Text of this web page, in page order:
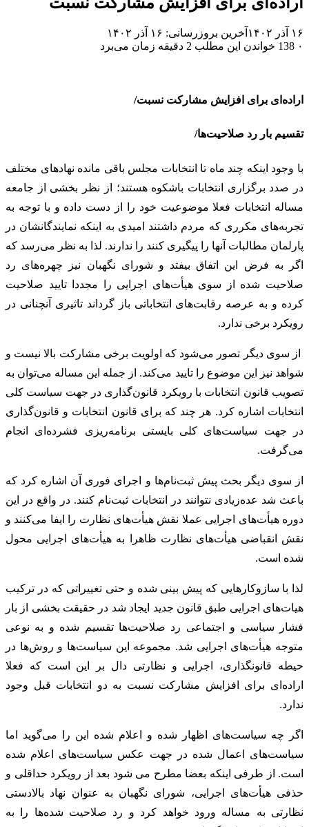
۱۶ آذر ۱۴۰۲
آخرین بروزرسانی: ۱۶ آذر ۱۴۰۲
۰
خواندن این مطلب 2 دقیقه زمان می‌برد
اراده‌ای برای افزایش مشارکت نسبت/
تقسیم بار رد صلاحیت‌ها/
با وجود اینکه چند ماه تا انتخابات مجلس باقی مانده نهادهای مختلف
در صدد برگزاری انتخابات باشکوه هستند؛ از نظر بخشی از جامعه
مساله انتخابات فعلا موضوعیت خود را از دست داده و با توجه به
تجربه‌های مکرری که مردم داشتند امیدی به اینکه نمایندگانشان در
پارلمان مطالبات آنها را پیگیری کنند را ندارند. لذا به نظر می‌رسد که
اگر به فرض این اتفاق بیفتد و شورای نگهبان نیز چهره‌های رد
صلاحیت شده از سوی هیأت‌های اجرایی را مجددا تایید صلاحیت
کرده و به عرصه رقابت‌های انتخاباتی باز گرداند تاثیری آنچنانی در
رویکرد برخی ندارد.
از سوی دیگر تصور می‌شود که اولویت برخی مشارکت بالا نیست و
شواهد نیز این موضوع را تایید می‌کند. از جمله این مساله می‌توان به
تصویب قانون انتخابات با رویکرد قانون‌گذاری در جهت سیاست کلی
انتخابات اشاره کرد. هر چند که برای قانون انتخابات و قانون‌گذاری
در جهت سیاست‌های کلی بایستی برنامه‌ریزی فشرده‌ای انجام
می‌گرفت.
از سوی دیگر بحث پیش ثبت‌نام‌ها و اجرای فوری آن اشاره کرد که
باعث شد عده‌زیادی نتوانند در انتخابات ثبت‌نام کنند. در واقع در این
دوره هیأت‌های اجرایی عملا نقش هیأت‌های نظارت را ایفا می‌کنند و
نقش انقباضی هیأت‌های نظارت ظاهرا به هیأت‌های اجرایی محول
شده است.
لذا با سازوکارهایی که پیش بینی شده و حتی تغییراتی که در ترکیب
هیات‌های اجرایی طبق قانون جدید ایجاد شد در حقیقت بخشی از بار
فشار سیاسی و اجتماعی رد صلاحیت‌ها تقسیم شده و به نوعی
متوجه هیأت‌های اجرایی شد. مجموعه این سیاست‌ها و روش‌ها در
حیطه قانونگذاری، اجرایی و نظارتی دال بر این است که فعلا
اراده‌ای برای افزایش مشارکت نسبت به دو انتخابات قبل وجود
ندارد.
اگر چه سیاست‌های اظهار شده و اعلام شده این را می‌گوید اما
سیاست‌های اعمال شده در جهت عکس سیاست‌های اعلام شده
است. از طرفی اینکه بعضا مطرح می شود بعد از رویکرد حداقلی و
حذفی هیأت‌های اجرایی، شورای نگهبان به عنوان نهاد بالادستی
نظارتی به مساله ورود خواهد کرد و رد صلاحیت شده‌ها را به